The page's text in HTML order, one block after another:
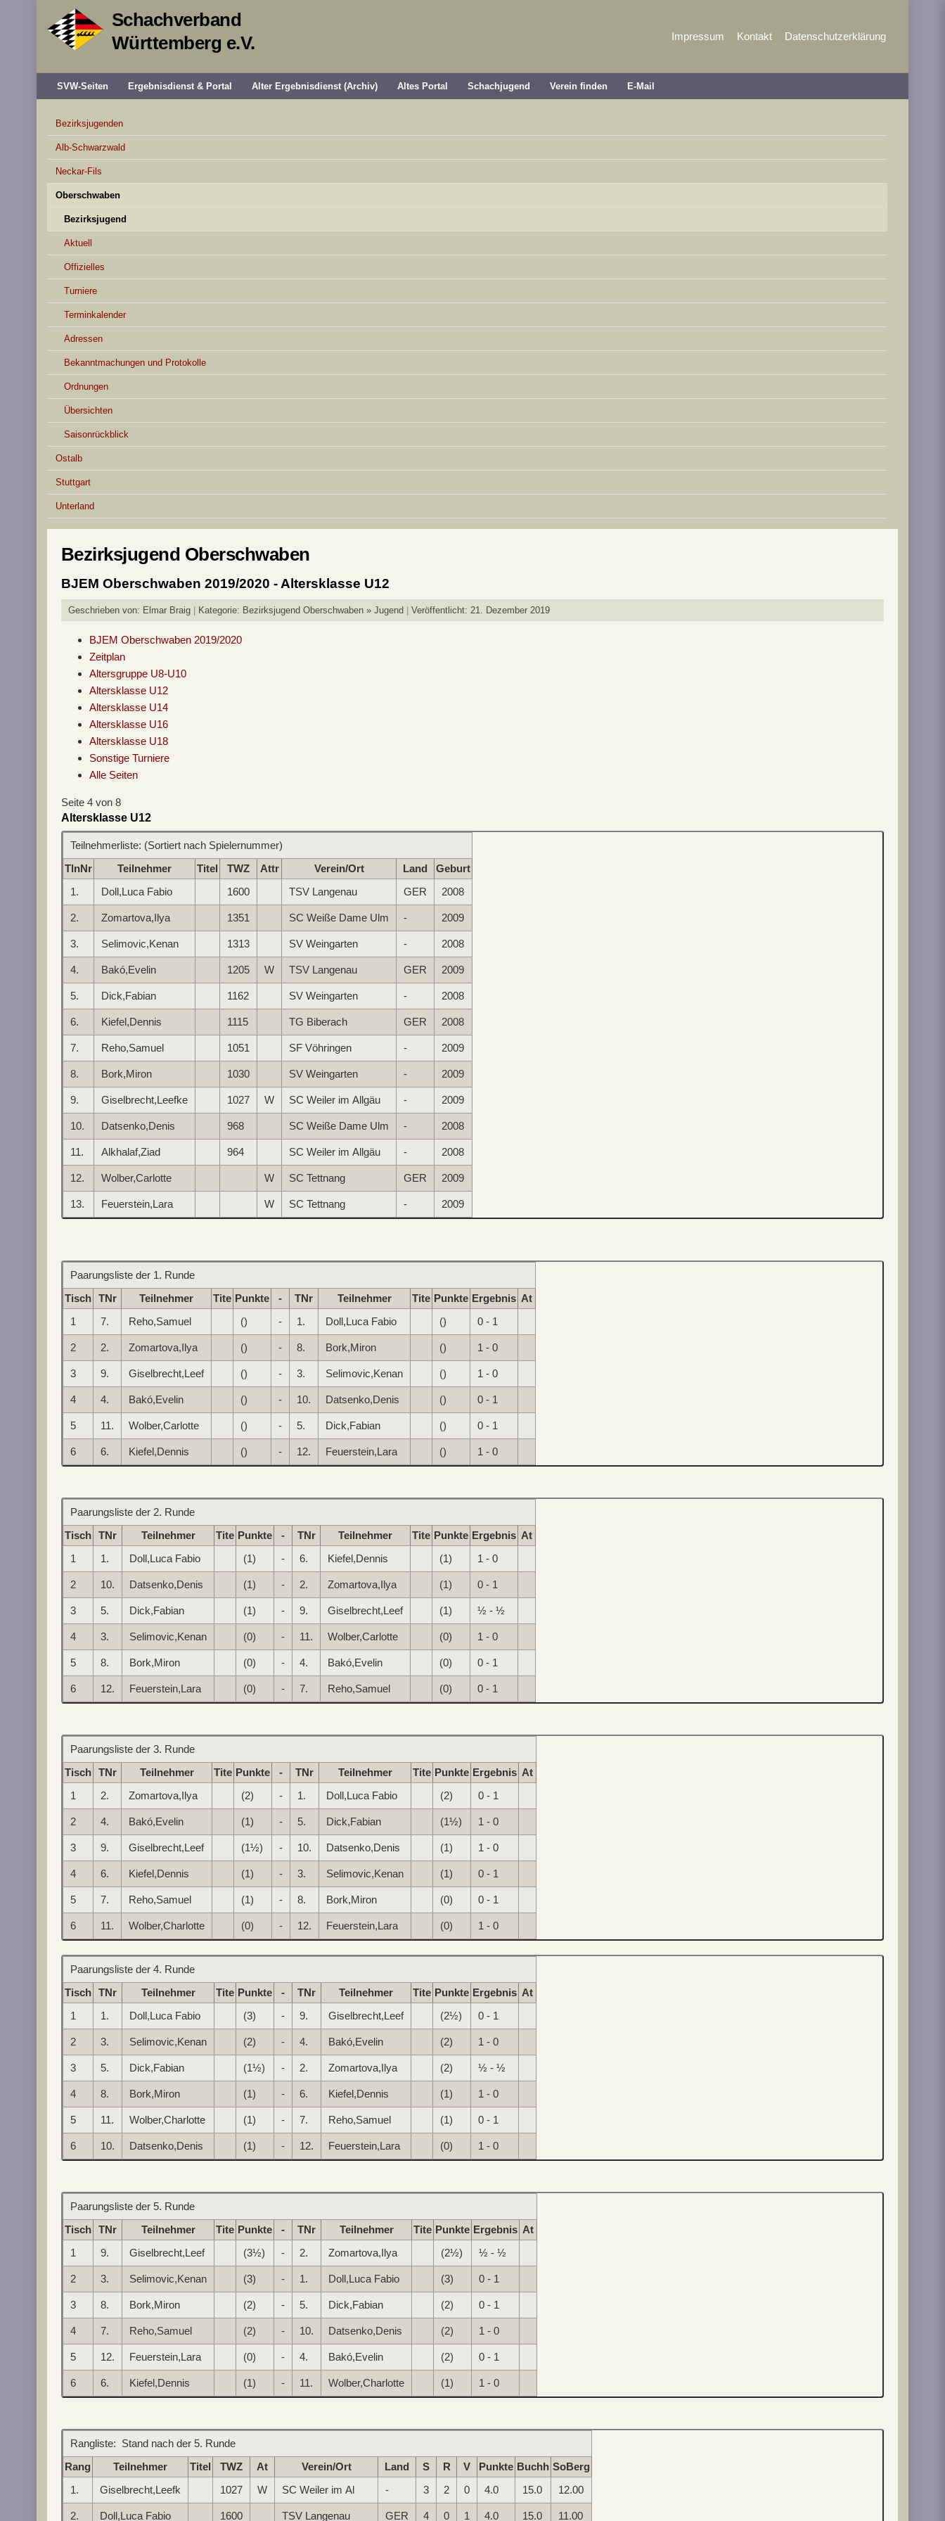
Schachverband
Württemberg e.V.
Impressum Kontakt Datenschutzerklärung
SVW-Seiten Ergebnisdienst & Portal Alter Ergebnisdienst (Archiv) Altes Portal Schachjugend Verein finden E-Mail
Bezirksjugenden
Alb-Schwarzwald
Neckar-Fils
Oberschwaben
Bezirksjugend
Aktuell
Offizielles
Turniere
Terminkalender
Adressen
Bekanntmachungen und Protokolle
Ordnungen
Übersichten
Saisonrückblick
Ostalb
Stuttgart
Unterland
Bezirksjugend Oberschwaben
BJEM Oberschwaben 2019/2020 - Altersklasse U12
Geschrieben von: Elmar Braig Kategorie: Bezirksjugend Oberschwaben » Jugend Veröffentlicht: 21. Dezember 2019
BJEM Oberschwaben 2019/2020
Zeitplan
Altersgruppe U8-U10
Altersklasse U12
Altersklasse U14
Altersklasse U16
Altersklasse U18
Sonstige Turniere
Alle Seiten
Seite 4 von 8
Altersklasse U12
Teilnehmerliste: (Sortiert nach Spielernummer)
TlnNr
Teilnehmer Titel TWZ Attr Verein/Ort Land
Geburt
1.
Doll,Luca Fabio 1600 TSV Langenau GER 2008
2. Zomartova,Ilya 1351 SC Weiße Dame Ulm - 2009
3. Selimovic,Kenan 1313 SV Weingarten - 2008
4. Bakó,Evelin 1205 W TSV Langenau GER 2009
5. Dick,Fabian 1162 SV Weingarten - 2008
6. Kiefel,Dennis 1115 TG Biberach GER 2008
7. Reho,Samuel 1051 SF Vöhringen - 2009
8. Bork,Miron 1030 SV Weingarten - 2009
9. Giselbrecht,Leefke 1027 W SC Weiler im Allgäu - 2009
10. Datsenko,Denis 968 SC Weiße Dame Ulm - 2008
11. Alkhalaf,Ziad 964 SC Weiler im Allgäu - 2008
12. Wolber,Carlotte W SC Tettnang GER 2009
13. Feuerstein,Lara W SC Tettnang - 2009
Paarungsliste der 1. Runde
Tisch TNr Teilnehmer Tite Punkte - TNr Teilnehmer Tite Punkte Ergebnis At
1
7. Reho,Samuel () - 1. Doll,Luca Fabio () 0 - 1
2 2. Zomartova,Ilya () - 8. Bork,Miron () 1 - 0
3 9. Giselbrecht,Leef () - 3. Selimovic,Kenan () 1 - 0
4 4. Bakó,Evelin () - 10. Datsenko,Denis () 0 - 1
5 11. Wolber,Carlotte () - 5. Dick,Fabian () 0 - 1
6 6. Kiefel,Dennis () - 12. Feuerstein,Lara () 1 - 0
Paarungsliste der 2. Runde
Tisch TNr Teilnehmer Tite Punkte - TNr Teilnehmer Tite Punkte Ergebnis At
1
1. Doll,Luca Fabio (1) - 6. Kiefel,Dennis (1) 1 - 0
2 10. Datsenko,Denis (1) - 2. Zomartova,Ilya (1) 0 - 1
3 5. Dick,Fabian (1) - 9. Giselbrecht,Leef (1) ½ - ½
4 3. Selimovic,Kenan (0) - 11. Wolber,Carlotte (0) 1 - 0
5 8. Bork,Miron (0) - 4. Bakó,Evelin (0) 0 - 1
6 12. Feuerstein,Lara (0) - 7. Reho,Samuel (0) 0 - 1
Paarungsliste der 3. Runde
Tisch TNr Teilnehmer Tite Punkte - TNr Teilnehmer Tite Punkte Ergebnis At
1
2. Zomartova,Ilya (2) - 1. Doll,Luca Fabio (2) 0 - 1
2 4. Bakó,Evelin (1) - 5. Dick,Fabian (1½) 1 - 0
3 9. Giselbrecht,Leef (1½) - 10. Datsenko,Denis (1) 1 - 0
4 6. Kiefel,Dennis (1) - 3. Selimovic,Kenan (1) 0 - 1
5 7. Reho,Samuel (1) - 8. Bork,Miron (0) 0 - 1
6 11. Wolber,Charlotte (0) - 12. Feuerstein,Lara (0) 1 - 0
Paarungsliste der 4. Runde
Tisch TNr Teilnehmer Tite Punkte - TNr Teilnehmer Tite Punkte Ergebnis At
1
1. Doll,Luca Fabio (3) - 9. Giselbrecht,Leef (2½) 0 - 1
2 3. Selimovic,Kenan (2) - 4. Bakó,Evelin (2) 1 - 0
3 5. Dick,Fabian (1½) - 2. Zomartova,Ilya (2) ½ - ½
4 8. Bork,Miron (1) - 6. Kiefel,Dennis (1) 1 - 0
5 11. Wolber,Charlotte (1) - 7. Reho,Samuel (1) 0 - 1
6 10. Datsenko,Denis (1) - 12. Feuerstein,Lara (0) 1 - 0
Paarungsliste der 5. Runde
Tisch TNr Teilnehmer Tite Punkte - TNr Teilnehmer Tite Punkte Ergebnis At
1
9. Giselbrecht,Leef (3½) - 2. Zomartova,Ilya (2½) ½ - ½
2 3. Selimovic,Kenan (3) - 1. Doll,Luca Fabio (3) 0 - 1
3 8. Bork,Miron (2) - 5. Dick,Fabian (2) 0 - 1
4 7. Reho,Samuel (2) - 10. Datsenko,Denis (2) 1 - 0
5 12. Feuerstein,Lara (0) - 4. Bakó,Evelin (2) 0 - 1
6 6. Kiefel,Dennis (1) - 11. Wolber,Charlotte (1) 1 - 0
Rangliste: Stand nach der 5. Runde
Rang
Teilnehmer Titel TWZ At Verein/Ort Land S R V Punkte Buchh SoBerg
1.
Giselbrecht,Leefk 1027 W SC Weiler im Al - 3 2 0 4.0 15.0 12.00
2. Doll,Luca Fabio 1600 TSV Langenau GER 4 0 1 4.0 15.0 11.00